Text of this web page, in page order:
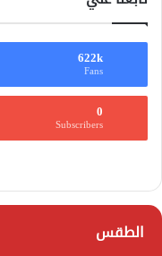
622k
Fans
0
Subscribers
الطقس